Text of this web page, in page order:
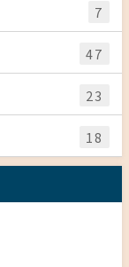
7
47
23
18